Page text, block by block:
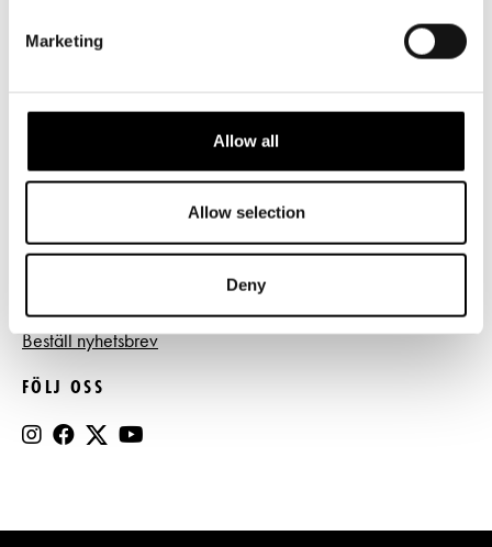
Marketing
Allow all
Allow selection
Deny
Frågor & svar
Press
Register- och dataskyddsbeskrivning
Beställ nyhetsbrev
FÖLJ OSS